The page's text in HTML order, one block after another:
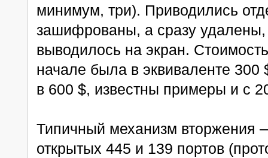
минимум, три). Приводились
зашифрованы, а сразу удалены,
выводилось на экран.
начале была в эквиваленте
в 600 $, известны примеры и с
Типичный механизм вторжения
открытых 445 и 139 портов